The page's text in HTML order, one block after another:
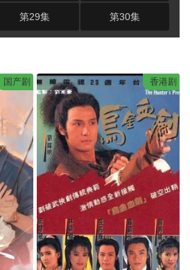
第29集 第30集
国产剧 香港剧